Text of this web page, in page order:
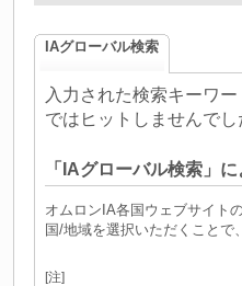
IAグローバル検索
入力された検索キーワー
ではヒットしませんでし
「IAグローバル検索」
オムロンIA各国ウェブサイト
国/地域を選択いただくことで
[注]